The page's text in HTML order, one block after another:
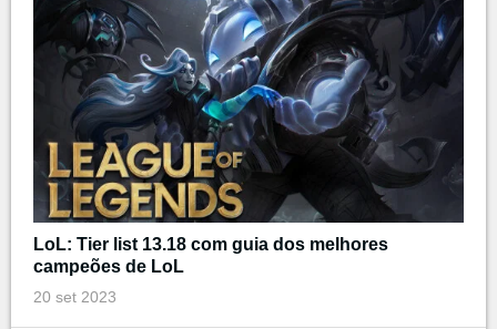
LoL: Tier list 13.18 com guia dos melhores
campeões de LoL
20 set 2023